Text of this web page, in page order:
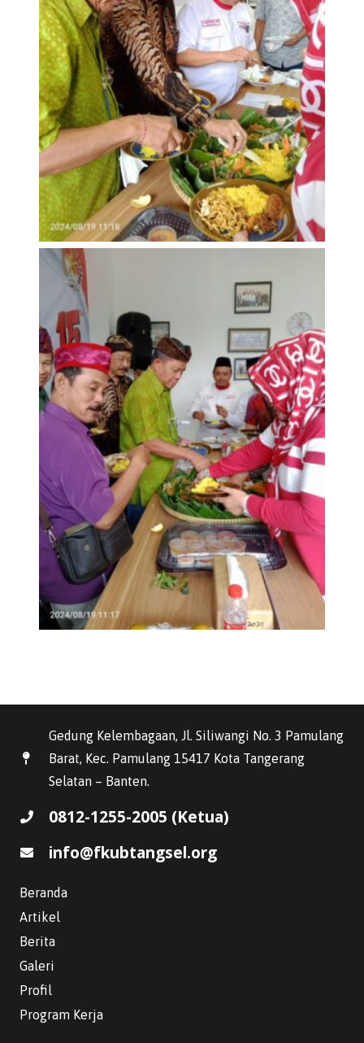
Gedung Kelembagaan, Jl. Siliwangi No. 3 Pamulang
Barat, Kec. Pamulang 15417 Kota Tangerang
Selatan – Banten.
0812-1255-2005 (Ketua)
info@fkubtangsel.org
Beranda
Artikel
Berita
Galeri
Profil
Program Kerja